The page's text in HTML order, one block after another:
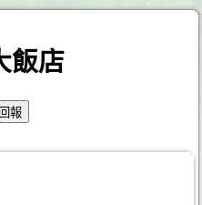
飯店